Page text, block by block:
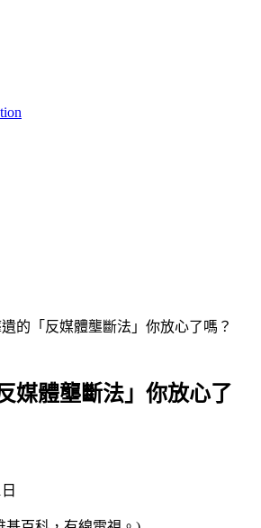
的「反媒體壟斷法」你放心了嗎？
媒體壟斷法」你放心了